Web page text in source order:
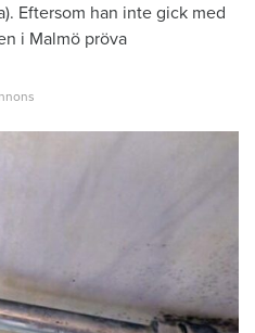
Eftersom han inte gick med
i Malmö pröva